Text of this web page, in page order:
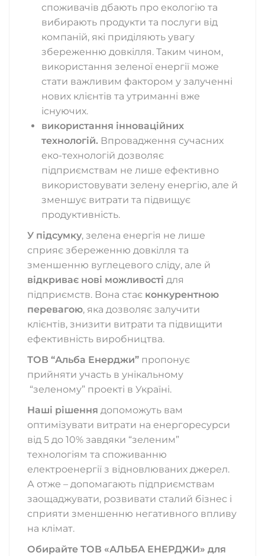
споживачів дбають про екологію та
вибирають продукти та послуги від
компаній, які приділяють увагу
збереженню довкілля. Таким чином,
використання зеленої енергії може
стати важливим фактором у залученні
нових клієнтів та утриманні вже
існуючих.
використання інноваційних
технологій. Впровадження сучасних
еко-технологій дозволяє
підприємствам не лише ефективно
використовувати зелену енергію, але й
зменшує витрати та підвищує
продуктивність.
У підсумку, зелена енергія не лише
сприяє збереженню довкілля та
зменшенню вуглецевого сліду, але й
відкриває нові можливості для
підприємств. Вона стає конкурентною
перевагою, яка дозволяє залучити
клієнтів, знизити витрати та підвищити
ефективність виробництва.
ТОВ “Альба Енерджи” пропонує
прийняти участь в унікальному
“зеленому” проекті в Україні.
Наші рішення допоможуть вам
оптимізувати витрати на енергоресурси
від 5 до 10% завдяки “зеленим”
технологіям та споживанню
електроенергії з відновлюваних джерел.
А отже – допомагають підприємствам
заощаджувати, розвивати сталий бізнес і
сприяти зменшенню негативного впливу
на клімат.
Обирайте ТОВ «АЛЬБА ЕНЕРДЖИ» для